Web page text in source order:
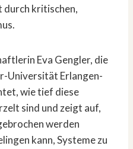
durch kritischen,
Eva Gengler, die
Universität Erlangen-
wie tief diese
sind und zeigt auf,
werden
kann, Systeme zu